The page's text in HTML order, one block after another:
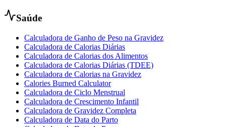
Saúde
Calculadora de Ganho de Peso na Gravidez
Calculadora de Calorias Diárias
Calculadora de Calorias dos Alimentos
Calculadora de Calorias Diárias (TDEE)
Calculadora de Calorias na Gravidez
Calories Burned Calculator
Calculadora de Ciclo Menstrual
Calculadora de Crescimento Infantil
Calculadora de Gravidez Completa
Calculadora de Data do Parto